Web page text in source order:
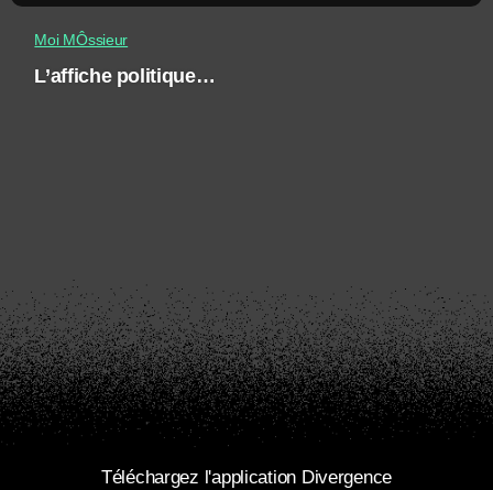
Moi MÔssieur
L’affiche politique…
Téléchargez l'application Divergence